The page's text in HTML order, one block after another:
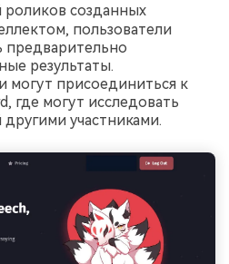
созданных
пользователи
результаты.
могут присоединиться к
где могут исследовать
участниками.